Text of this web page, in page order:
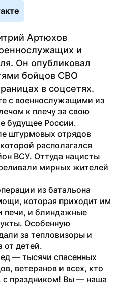
Артюхов
и
Он опубликовал
бойцов СВО
в соцсетях.
с военнослужащими из
к плечу за свою
будущее России.
штурмовых отрядов
располагался
ВСУ. Оттуда нацисты
мирных жителей
из батальона
которая приходит им
печи, и блиндажные
Особенную
за тепловизоры и
от детей.
— тысячи спасенных
ветеранов и всех, кто
праздником! Вы — наша